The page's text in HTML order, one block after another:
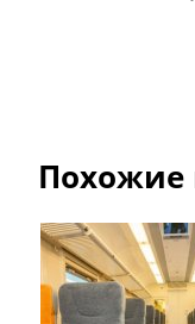
Похожие